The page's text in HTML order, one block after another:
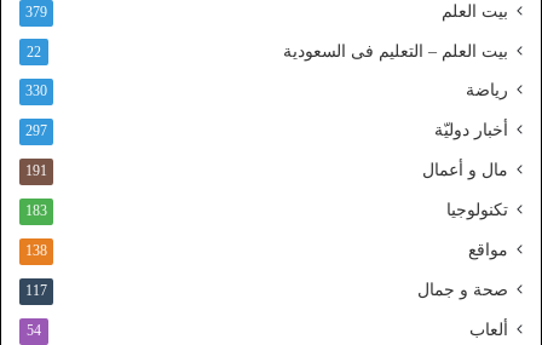
ا
ط
ا
م
و
د
بيت العلم 379
بيت العلم – التعليم فى السعودية 22
رياضة 330
أخبار دوليّة 297
مال و أعمال 191
تكنولوجيا 183
مواقع 138
صحة و جمال 117
ألعاب 54